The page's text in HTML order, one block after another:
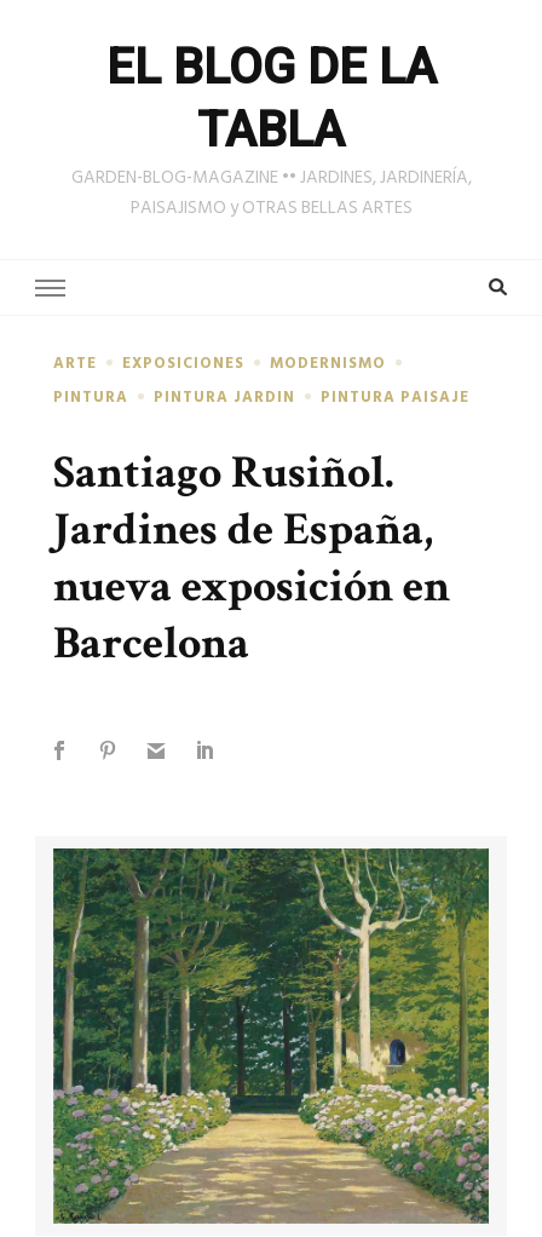
EL BLOG DE LA
TABLA
GARDEN-BLOG-MAGAZINE •• JARDINES, JARDINERÍA,
PAISAJISMO y OTRAS BELLAS ARTES
ARTE EXPOSICIONES
MODERNISMO
PINTURA
PINTURA JARDIN PINTURA PAISAJE
Santiago Rusiñol.
Jardines de España,
nueva exposición en
Barcelona